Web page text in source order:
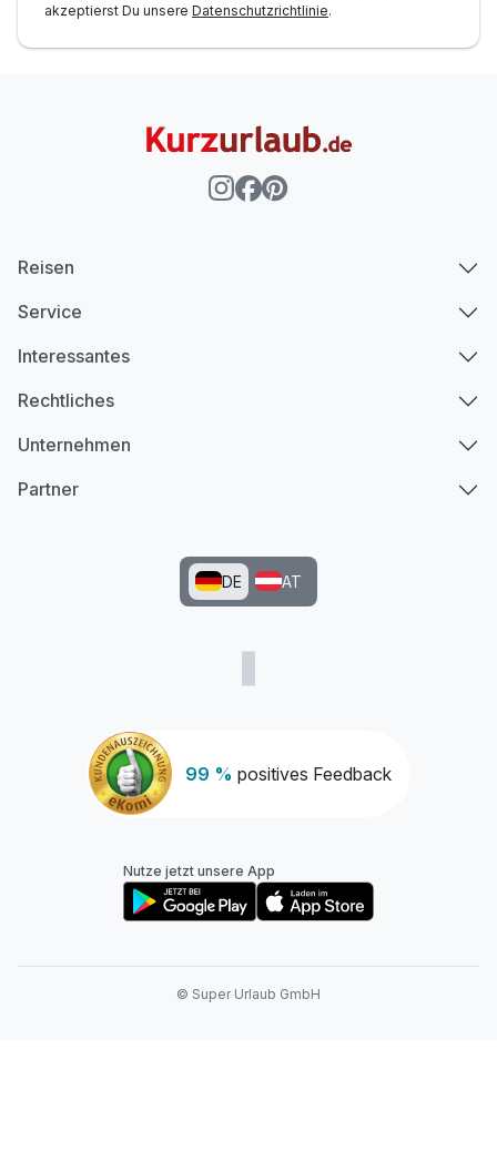
akzeptierst Du unsere Datenschutzrichtlinie.
99 % positives Feedback
Reisen
Service
Interessantes
Rechtliches
Unternehmen
Partner
DE AT
Nutze jetzt unsere App
© Super Urlaub GmbH